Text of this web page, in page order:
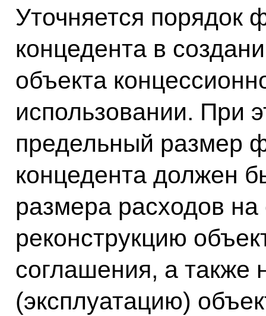
Уточняется порядок
концедента в
объекта
использовании. При
предельный размер
концедента должен
размера расходов
реконструкцию
соглашения, а также
(эксплуатацию)